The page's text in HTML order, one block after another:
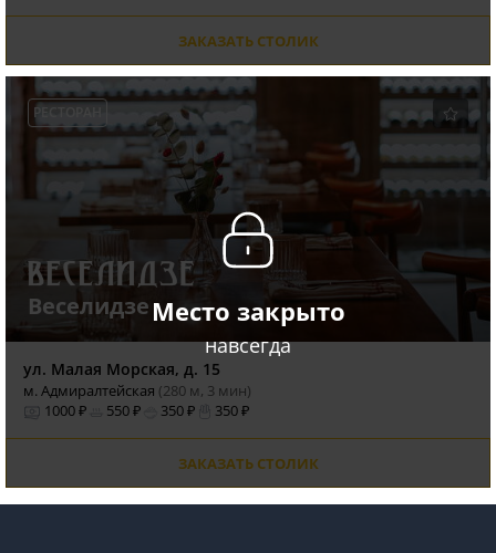
ЗАКАЗАТЬ СТОЛИК
Место закрыто
навсегда
РЕСТОРАН
Веселидзе
ул. Малая Морская, д. 15
м. Адмиралтейская (280 м, 3 мин)
1000 ₽
550 ₽ 350 ₽ 350 ₽
ЗАКАЗАТЬ СТОЛИК